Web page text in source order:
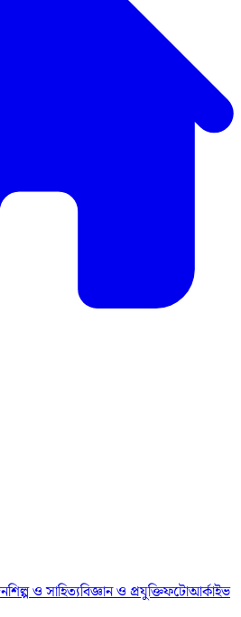
শিল্প ও সাহিত্যবিজ্ঞান ও প্রযুক্তিফটোআর্কাইভ